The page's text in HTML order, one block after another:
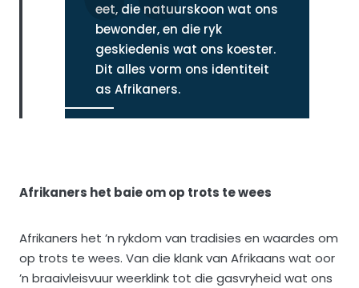
eet, die natuurskoon wat ons
bewonder, en die ryk
geskiedenis wat ons koester.
Dit alles vorm ons identiteit
as Afrikaners.
Afrikaners het baie om op trots te wees
Afrikaners het ’n rykdom van tradisies en waardes om
op trots te wees. Van die klank van Afrikaans wat oor
’n braaivleisvuur weerklink tot die gasvryheid wat ons